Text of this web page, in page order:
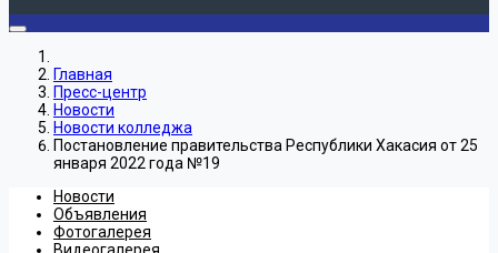
Главная
Пресс-центр
Новости
Новости колледжа
Постановление правительства Республики Хакасия от 25
января 2022 года №19
Новости
Объявления
Фотогалерея